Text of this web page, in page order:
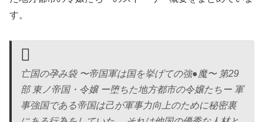
す。
亡国の孕み袋 〜帝国軍は国を挙げての強●魔〜 第29
部 東ノ帝国・令嬢 ー堕ちた地方都市の令嬢たちー 軍
事強国である帝国は己が軍事力向上のために秘密裏